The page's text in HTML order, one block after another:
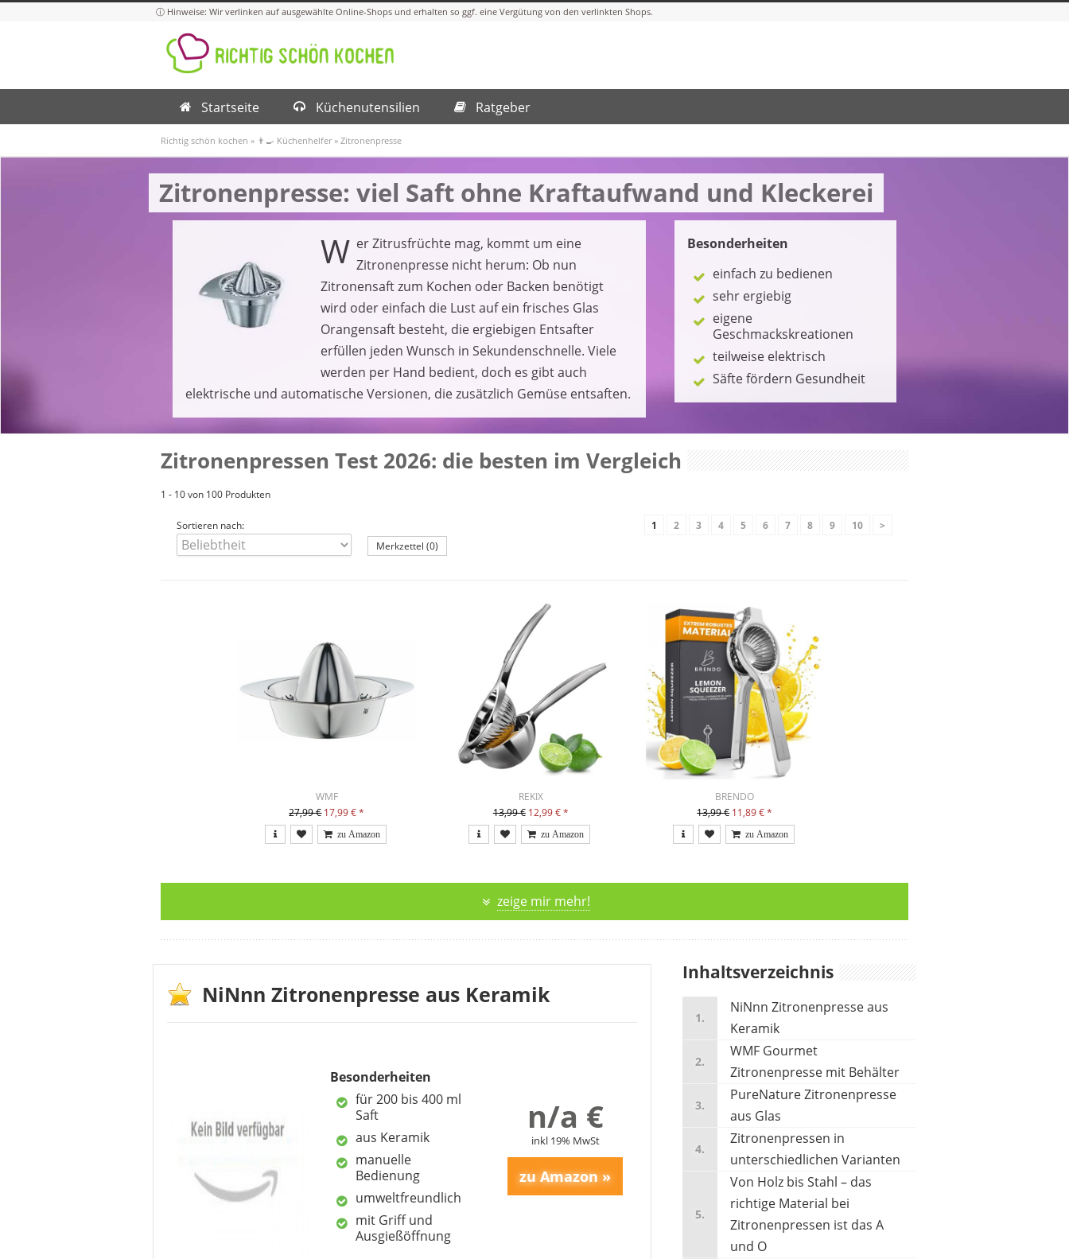
Startseite Küchenutensilien Ratgeber
Richtig schön kochen » 👨‍🍳 Küchenhelfer » Zitronenpresse
Zitronenpresse: viel Saft ohne Kraftaufwand und Kleckerei
W er Zitrusfrüchte mag, kommt um eine
Zitronenpresse nicht herum: Ob nun
Zitronensaft zum Kochen oder Backen benötigt
wird oder einfach die Lust auf ein frisches Glas
Orangensaft besteht, die ergiebigen Entsafter
erfüllen jeden Wunsch in Sekundenschnelle. Viele
werden per Hand bedient, doch es gibt auch
elektrische und automatische Versionen, die zusätzlich Gemüse entsaften.
Besonderheiten
einfach zu bedienen
sehr ergiebig
eigene
Geschmackskreationen
teilweise elektrisch
Säfte fördern Gesundheit
Zitronenpressen Test 2026: die besten im Vergleich
1 - 10 von 100 Produkten
Sortieren nach:
Merkzettel (0)
1 2 3 4 5 6 7 8 9 10 >
WMF
27,99 € 17,99 €*
REKIX
13,99 € 12,99 €*
BRENDO
13,99 € 11,89 €*
5,99 €*
8,99 €*
METALTEX
zeige mir mehr!
NiNnn Zitronenpresse aus Keramik
Besonderheiten
für 200 bis 400 ml
Saft
aus Keramik
manuelle
Bedienung
umweltfreundlich
mit Griff und
Ausgießöffnung
n/a €
inkl 19% MwSt
Inhaltsverzeichnis
NiNnn Zitronenpresse aus
Keramik
WMF Gourmet
Zitronenpresse mit Behälter
PureNature Zitronenpresse
aus Glas
Zitronenpressen in
unterschiedlichen Varianten
Von Holz bis Stahl – das
richtige Material bei
Zitronenpressen ist das A
und O